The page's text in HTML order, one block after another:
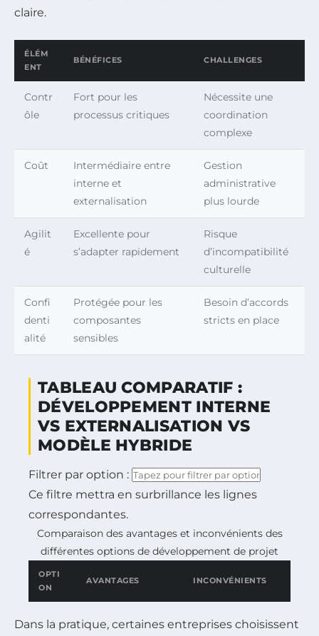
claire.
ÉLÉM
ENT
BÉNÉFICES CHALLENGES
Contr
ôle
Fort pour les
processus critiques
Nécessite une
coordination
complexe
Coût
Intermédiaire entre
interne et
externalisation
Gestion
administrative
plus lourde
Agilit
é
Excellente pour
s’adapter rapidement
Risque
d’incompatibilité
culturelle
Confi
denti
alité
Protégée pour les
composantes
sensibles
Besoin d’accords
stricts en place
TABLEAU COMPARATIF :
DÉVELOPPEMENT INTERNE
VS EXTERNALISATION VS
MODÈLE HYBRIDE
Filtrer par option :
Ce filtre mettra en surbrillance les lignes
correspondantes.
Comparaison des avantages et inconvénients des
différentes options de développement de projet
OPTI
ON
AVANTAGES INCONVÉNIENTS
Dans la pratique, certaines entreprises choisissent